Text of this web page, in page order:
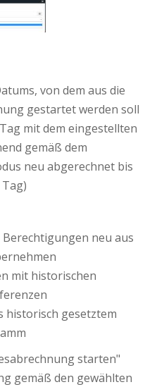
von dem aus die
gestartet werden soll
mit dem eingestellten
gemäß dem
neu abgerechnet bis
Berechtigungen neu aus
mit historischen
historisch gesetztem
starten"
gemäß den gewählten